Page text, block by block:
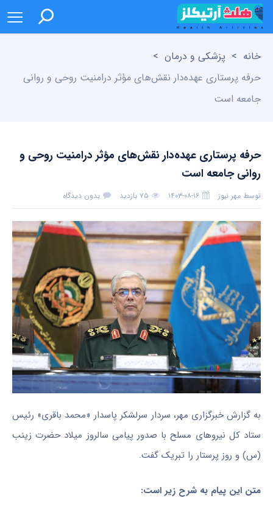
خانه > پزشکی و درمان >
حرفه پرستاری عهده‌دار نقش‌های مؤثر درامنیت روحی و روانی
جامعه است
حرفه پرستاری عهده‌دار نقش‌های مؤثر درامنیت روحی و
روانی جامعه است
توسط مهر نیوز ۱۴۰۳-۰۸-۱۶ ۷۵ بازدید بدون دیدگاه
به گزارش خبرگزاری مهر، سردار سرلشکر پاسدار «محمد باقری» رئیس
ستاد کل نیروهای مسلح با صدور پیامی سالروز میلاد حضرت زینب
(س) و روز پرستار را تبریک گفت.
متن این پیام به شرح زیر است: